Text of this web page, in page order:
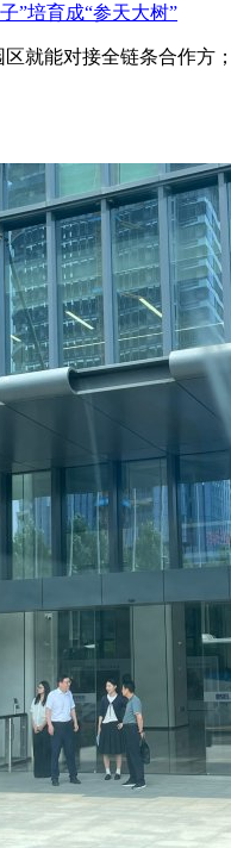
”培育成“参天大树”
区就能对接全链条合作